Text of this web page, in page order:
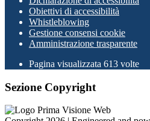
Obiettivi di accessibilità
Whistleblowing
Gestione consensi cookie
Amministrazione trasparente
Pagina visualizzata 613 volte
Sezione Copyright